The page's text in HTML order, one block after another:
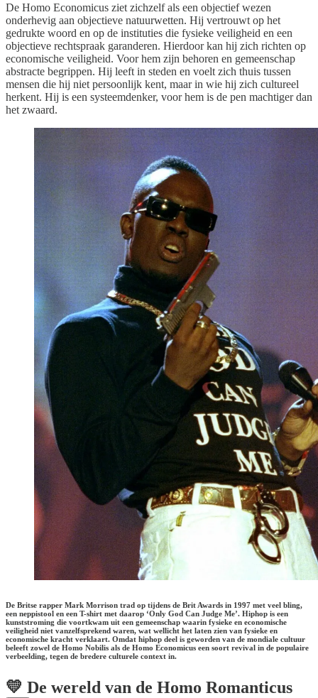
De Homo Economicus ziet zichzelf als een objectief wezen
onderhevig aan objectieve natuurwetten. Hij vertrouwt op het
gedrukte woord en op de instituties die fysieke veiligheid en een
objectieve rechtspraak garanderen. Hierdoor kan hij zich richten op
economische veiligheid. Voor hem zijn behoren en gemeenschap
abstracte begrippen. Hij leeft in steden en voelt zich thuis tussen
mensen die hij niet persoonlijk kent, maar in wie hij zich cultureel
herkent. Hij is een systeemdenker, voor hem is de pen machtiger dan
het zwaard.
De Britse rapper Mark Morrison trad op tijdens de Brit Awards in 1997 met veel bling,
een neppistool en een T-shirt met daarop ‘Only God Can Judge Me’. Hiphop is een
kunststroming die voortkwam uit een gemeenschap waarin fysieke en economische
veiligheid niet vanzelfsprekend waren, wat wellicht het laten zien van fysieke en
economische kracht verklaart. Omdat hiphop deel is geworden van de mondiale cultuur
beleeft zowel de Homo Nobilis als de Homo Economicus een soort revival in de populaire
verbeelding, tegen de bredere culturele context in.
💛 De wereld van de Homo Romanticus